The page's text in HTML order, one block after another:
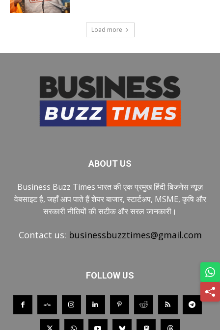
Load more
ABOUT US
Business Buzz Times भारत की एक प्रमुख हिंदी बिजनेस न्यूज़
वेबसाइट है, जहाँ आप पाते हैं शेयर बाजार, स्टार्टअप, MSME, कृषि और
सरकारी नीतियों की सटीक और सरल जानकारी।
Contact us: businessbuzztimes@gmail.com
FOLLOW US